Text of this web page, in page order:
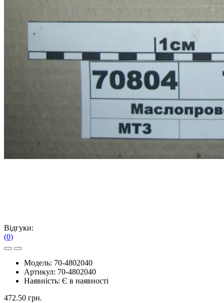
Відгуки:
(0)
Модель: 70-4802040
Артикул: 70-4802040
Наявність: Є в наявності
472.50 грн.